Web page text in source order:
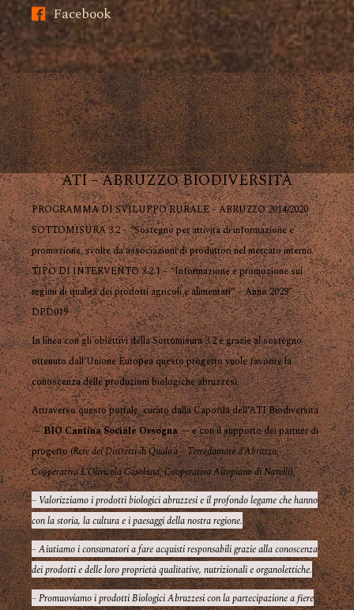
Facebook
ATI – ABRUZZO BIODIVERSITÀ
PROGRAMMA DI SVILUPPO RURALE – ABRUZZO 2014/2020
SOTTOMISURA 3.2 – “Sostegno per attività di informazione e
promozione, svolte da associazioni di produttori nel mercato interno
TIPO DI INTERVENTO 3.2.1 – “Informazione e promozione sui
regimi di qualità dei prodotti agricoli e alimentari” – Anno 2023” –
DPD019
In linea con gli obiettivi della Sottomisura 3.2 e grazie al sostegno
ottenuto dall’Unione Europea questo progetto vuole favorire la
conoscenza delle produzioni biologiche abruzzesi.
Attraverso questo portale, curato dalla Capofila dell’ATI Biodiversità
—BIO Cantina Sociale Orsogna— e con il supporto dei partner di
progetto (Rete dei Distretti di Qualità – Terredamare d’Abruzzo,
Cooperativa L’Olivicola Casolana,Cooperativa Altopiano di Navelli),
– Valorizziamo i prodotti biologici abruzzesi e il profondo legame che hanno
con la storia, la cultura e i paesaggi della nostra regione.
– Aiutiamo i consumatori a fare acquisti responsabili grazie alla conoscenza
dei prodotti e delle loro proprietà qualitative, nutrizionali e organolettiche.
– Promuoviamo i prodotti Biologici Abruzzesi con la partecipazione a fiere